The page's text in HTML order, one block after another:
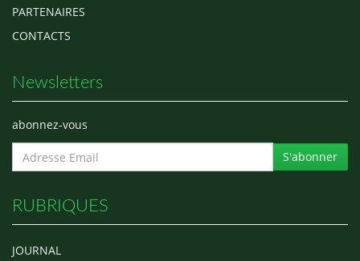
PARTENAIRES
CONTACTS
Newsletters
abonnez-vous
S'abonner
RUBRIQUES
JOURNAL